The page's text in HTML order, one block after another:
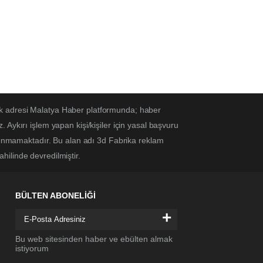
adresi Malatya Haber platformunda; haber
Aykırı işlem yapan kişi/kişiler için yasal başvuru
Bu alan adı 3d Fabrika reklam
devredilmiştir.
BÜLTEN ABONELİĞİ
+
Bu web sitesinden haber ve ebülten almak
istiyorum